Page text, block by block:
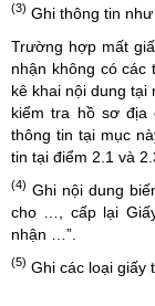
(3) Ghi thông tin
Trường hợp mất
nhận không có các
kê khai nội dung tại
kiểm tra hồ sơ
thông tin tại mục
tin tại điểm 2.1 và
(4) Ghi nội dung
cho …, cấp lại
nhận …”.
(5) Ghi các loại giấy